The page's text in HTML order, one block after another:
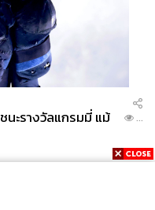
ะรางวัลแกรมมี่ แม้
...